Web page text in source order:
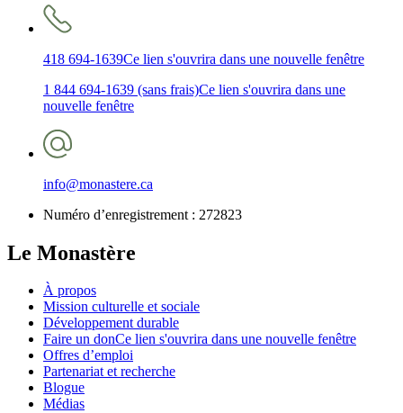
418 694-1639Ce lien s'ouvrira dans une nouvelle fenêtre
1 844 694-1639 (sans frais)Ce lien s'ouvrira dans une
nouvelle fenêtre
info@monastere.ca
Numéro d’enregistrement : 272823
Le Monastère
À propos
Mission culturelle et sociale
Développement durable
Faire un donCe lien s'ouvrira dans une nouvelle fenêtre
Offres d’emploi
Partenariat et recherche
Blogue
Médias